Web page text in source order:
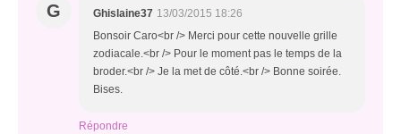
G Ghislaine37 13/03/2015 18:26
Bonsoir Caro<br /> Merci pour cette nouvelle grille
zodiacale.<br /> Pour le moment pas le temps de la
broder.<br /> Je la met de côté.<br /> Bonne soirée.
Bises.
Répondre